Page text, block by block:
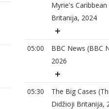
Myrie's
Britanija, 2024
05:00
BBC News (BBC
2026
05:30
The Big Cases
Didžioji Britanija,